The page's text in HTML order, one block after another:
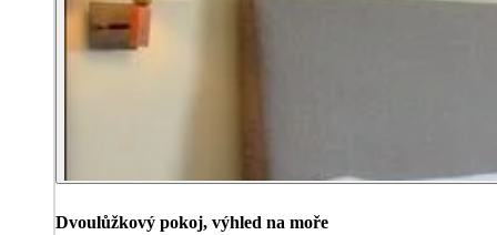
Dvoulůžkový pokoj, výhled na moře